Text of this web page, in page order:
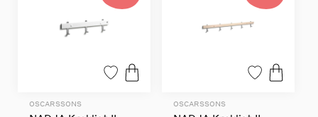
OSCARSSONS OSCARSSONS